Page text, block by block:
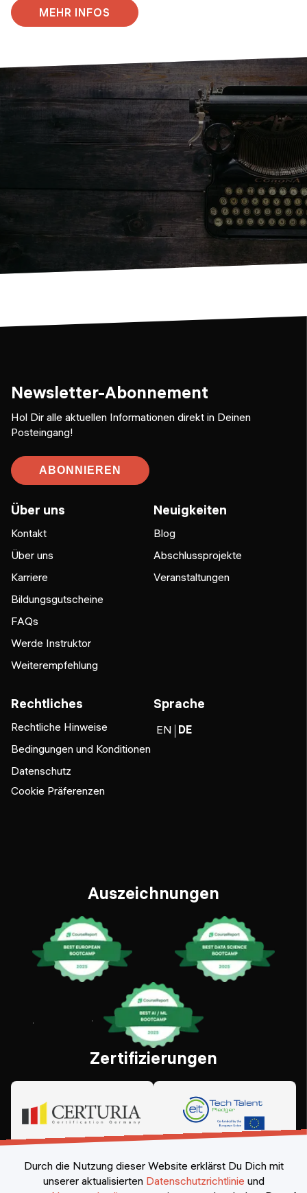
MEHR INFOS
Newsletter-Abonnement
Hol Dir alle aktuellen Informationen direkt in Deinen
Posteingang!
ABONNIEREN
Über uns
Kontakt
Über uns
Karriere
Bildungsgutscheine
FAQs
Werde Instruktor
Weiterempfehlung
Neuigkeiten
Blog
Abschlussprojekte
Veranstaltungen
Rechtliches
Rechtliche Hinweise
Bedingungen und Konditionen
Datenschutz
Cookie Präferenzen
Sprache
EN DE
Auszeichnungen
Zertifizierungen
Durch die Nutzung dieser Website erklärst Du Dich mit
unserer aktualisierten Datenschutzrichtlinie und